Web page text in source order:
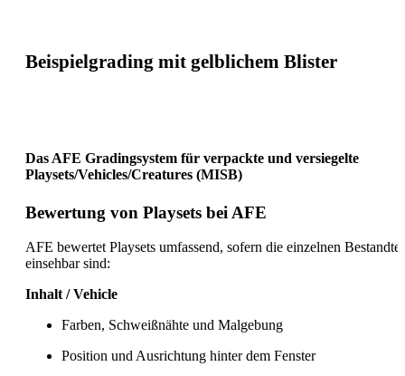
Beispielgrading mit gelblichem Blister
Das AFE Gradingsystem für verpackte und versiegelte
Playsets/Vehicles/Creatures (MISB)
Bewertung von Playsets bei AFE
AFE bewertet Playsets umfassend, sofern die einzelnen
einsehbar sind:
Inhalt / Vehicle
Farben, Schweißnähte und Malgebung
Position und Ausrichtung hinter dem Fenster